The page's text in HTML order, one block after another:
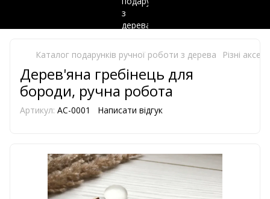
Каталог подарунків ручної роботи з дерева Різні
Дерев'яна гребінець для
бороди, ручна робота
Артикул: AC-0001 Написати відгук